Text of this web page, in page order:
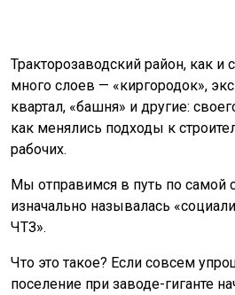
Тракторозаводский район, как и
много слоев — «киргородок»,
квартал, «башня» и другие:
как менялись подходы к
рабочих.
Мы отправимся в путь по самой
изначально называлась
ЧТЗ».
Что это такое? Если совсем
поселение при заводе-гиганте